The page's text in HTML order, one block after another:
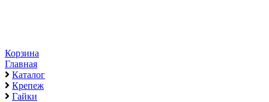
Корзина
Главная
Каталог
Крепеж
Гайки